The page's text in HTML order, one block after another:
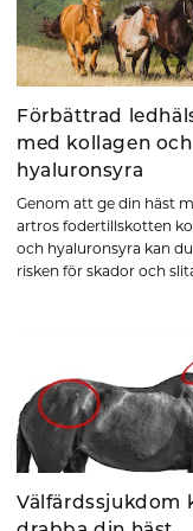
Förbättrad
med kollagen och
hyaluronsyra
Genom att ge din häst
artros fodertillskotten
och hyaluronsyra kan
risken för skador och
Välfärdssjukdom